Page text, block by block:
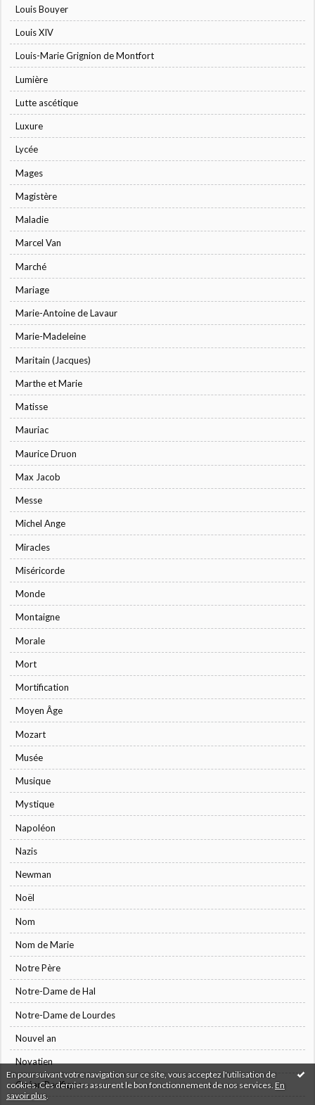
En poursuivant votre navigation sur ce site, vous acceptez l'utilisation de
cookies. Ces derniers assurent le bon fonctionnement de nos services. En
savoir plus
Louis Bouyer
Louis XIV
Louis-Marie Grignion de Montfort
Lumière
Lutte ascétique
Luxure
Lycée
Mages
Magistère
Maladie
Marcel Van
Marché
Mariage
Marie-Antoine de Lavaur
Marie-Madeleine
Maritain (Jacques)
Marthe et Marie
Matisse
Mauriac
Maurice Druon
Max Jacob
Messe
Michel Ange
Miracles
Miséricorde
Monde
Montaigne
Morale
Mort
Mortification
Moyen Âge
Mozart
Musée
Musique
Mystique
Napoléon
Nazis
Newman
Noël
Nom
Nom de Marie
Notre Père
Notre-Dame de Hal
Notre-Dame de Lourdes
Nouvel an
Novatien
Océan Pacifique